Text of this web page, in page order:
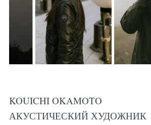
KOUICHI OKAMOTO
АКУСТИЧЕСКИЙ ХУДОЖНИК